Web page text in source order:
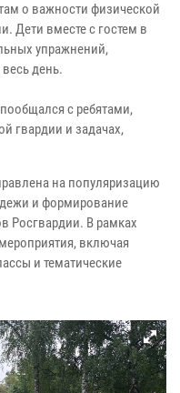
о важности физической
Дети вместе с гостем в
упражнений,
день.
с ребятами,
гвардии и задачах,
на популяризацию
и формирование
Росгвардии. В рамках
включая
и тематические